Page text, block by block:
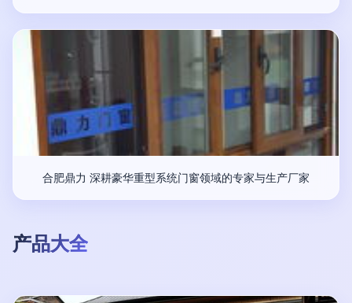
合肥鼎力 深耕豪华重型系统门窗领域的专家与生产厂家
产品大全